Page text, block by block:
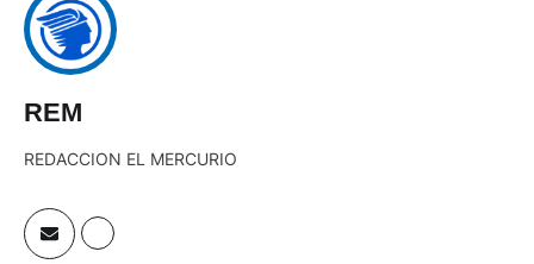
REM
REDACCION EL MERCURIO